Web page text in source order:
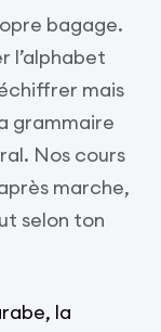
bagage.
l’alphabet
mais
grammaire
Nos cours
marche,
selon ton
la